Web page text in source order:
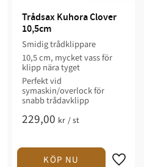
Trådsax Kuhora Clover
10,5cm
Smidig trådklippare
10,5 cm, mycket vass för
klipp nära tyget
Perfekt vid
symaskin/overlock för
snabb trådavklipp
229,00 kr /st